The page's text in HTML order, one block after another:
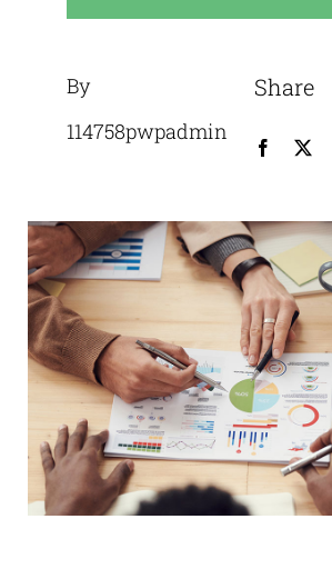
By
114758pwpadmin
Share